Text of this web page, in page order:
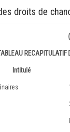
droits de
RECAPITULATIF
Intitulé